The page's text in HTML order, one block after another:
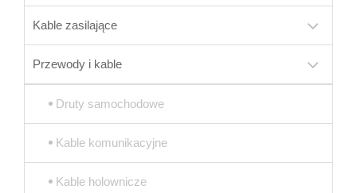
Kable zasilające
Przewody i kable
Druty samochodowe
Kable komunikacyjne
Kable holownicze